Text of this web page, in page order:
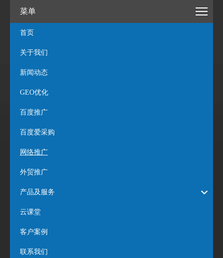
菜单
首页
关于我们
新闻动态
GEO优化
百度推广
百度爱采购
网络推广
外贸推广
产品及服务
云课堂
客户案例
联系我们